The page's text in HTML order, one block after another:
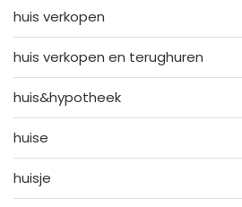
huis verkopen
huis verkopen en terughuren
huis&hypotheek
huise
huisje